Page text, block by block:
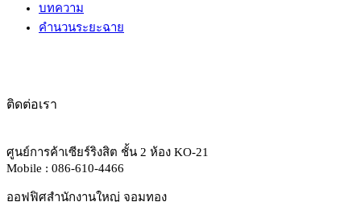
บทความ
คำนวนระยะฉาย
ติดต่อเรา
ศูนย์การค้าเซียร์ริงสิต ชั้น 2 ห้อง KO-21
Mobile : 086-610-4466
ออฟฟิศสำนักงานใหญ่ จอมทอง